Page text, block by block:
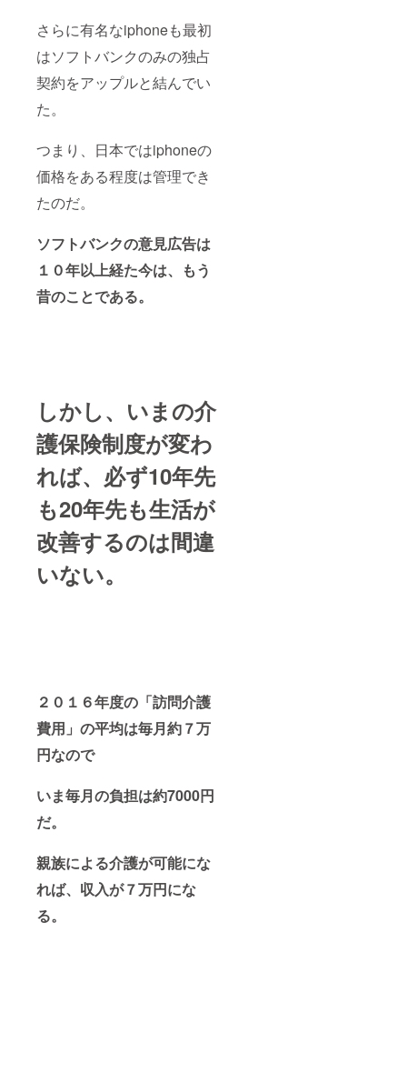
さらに有名なiphoneも最初
はソフトバンクのみの独占
契約をアップルと結んでい
た。
つまり、日本ではiphoneの
価格をある程度は管理でき
たのだ。
ソフトバンクの意見広告は
１０年以上経た今は、もう
昔のことである。
しかし、いまの介
護保険制度が変わ
れば、必ず10年先
も20年先も生活が
改善するのは間違
いない。
２０１６年度の「訪問介護
費用」の平均は毎月約７万
円なので
いま毎月の負担は約7000円
だ。
親族による介護が可能にな
れば、収入が７万円にな
る。